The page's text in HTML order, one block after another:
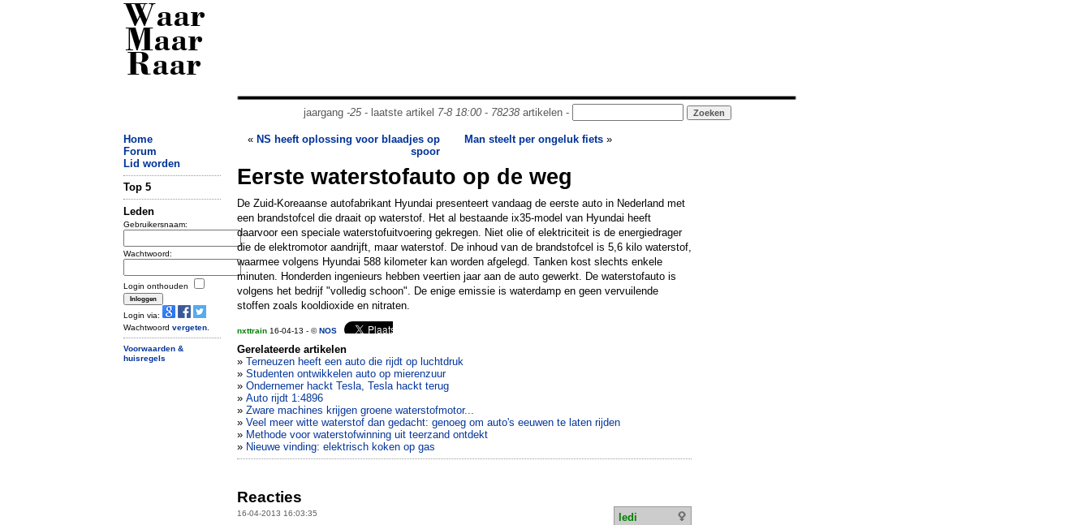
Waar
Maar
Raar
jaargang -25- laatste artikel 7-8 18:00- 78238artikelen -
Home
Forum
Lid worden
Top 5
Leden
Gebruikersnaam:
Wachtwoord:
Login onthouden
Login via:
Wachtwoord vergeten
Voorwaarden &
huisregels
« NS heeft oplossing voor blaadjes op
spoor
Man steelt per ongeluk fiets »
Eerste waterstofauto op de weg
De Zuid-Koreaanse autofabrikant Hyundai presenteert vandaag de eerste auto in Nederland met
een brandstofcel die draait op waterstof. Het al bestaande ix35-model van Hyundai heeft
daarvoor een speciale waterstofuitvoering gekregen. Niet olie of elektriciteit is de energiedrager
die de elektromotor aandrijft, maar waterstof. De inhoud van de brandstofcel is 5,6 kilo waterstof,
waarmee volgens Hyundai 588 kilometer kan worden afgelegd. Tanken kost slechts enkele
minuten. Honderden ingenieurs hebben veertien jaar aan de auto gewerkt. De waterstofauto is
volgens het bedrijf "volledig schoon". De enige emissie is waterdamp en geen vervuilende
stoffen zoals kooldioxide en nitraten.
nxttrain 16-04-13 - ©NOS
Gerelateerde artikelen
» Terneuzen heeft een auto die rijdt op luchtdruk
» Studenten ontwikkelen auto op mierenzuur
» Ondernemer hackt Tesla, Tesla hackt terug
» Auto rijdt 1:4896
» Zware machines krijgen groene waterstofmotor...
» Veel meer witte waterstof dan gedacht: genoeg om auto's eeuwen te laten rijden
» Methode voor waterstofwinning uit teerzand ontdekt
» Nieuwe vinding: elektrisch koken op gas
Reacties
16-04-2013 16:03:35 ledi